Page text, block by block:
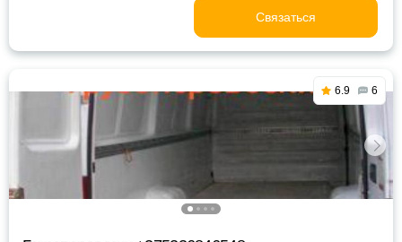
Связаться
6.9 6